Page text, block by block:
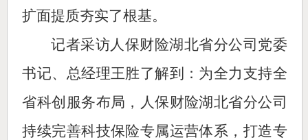
扩面提质夯实了根基。
记者采访人保财险湖北省分公司党委
书记、总经理王胜了解到：为全力支持全
省科创服务布局，人保财险湖北省分公司
持续完善科技保险专属运营体系，打造专